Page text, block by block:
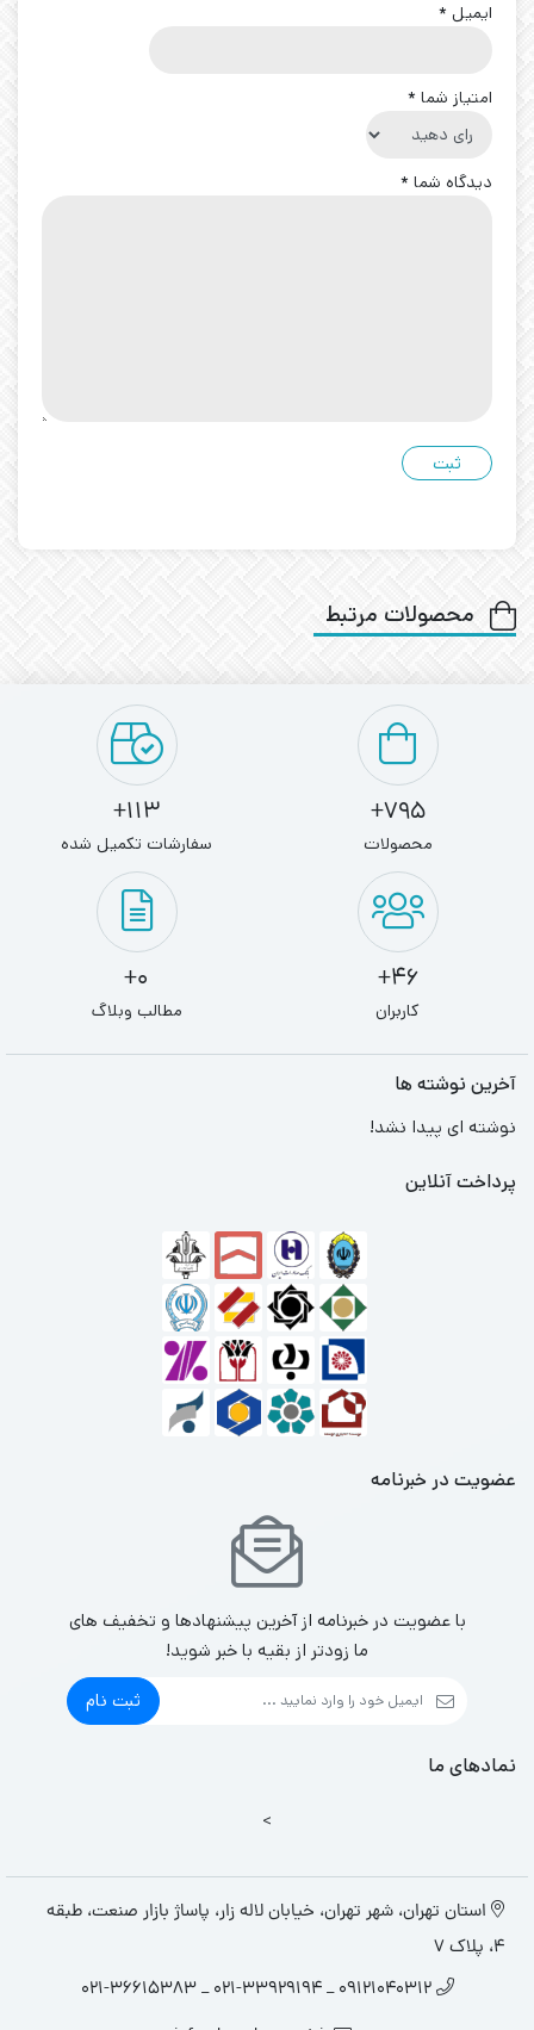
ایمیل *
امتیاز شما *
دیدگاه شما *
محصولات مرتبط
795+
محصولات
113+
سفارشات تکمیل شده
46+
کاربران
0+
مطالب وبلاگ
آخرین نوشته ها
نوشته ای پیدا نشد!
پرداخت آنلاین
عضویت در خبرنامه
با عضویت در خبرنامه از آخرین پیشنهادها و تخفیف های
ما زودتر از بقیه با خبر شوید!
ثبت نام
نمادهای ما
>
استان تهران، شهر تهران، خیابان لاله زار، پاساژ بازار صنعت، طبقه
4، پلاک 7
09121040312 _ 021-33929194 _ 021-36615383